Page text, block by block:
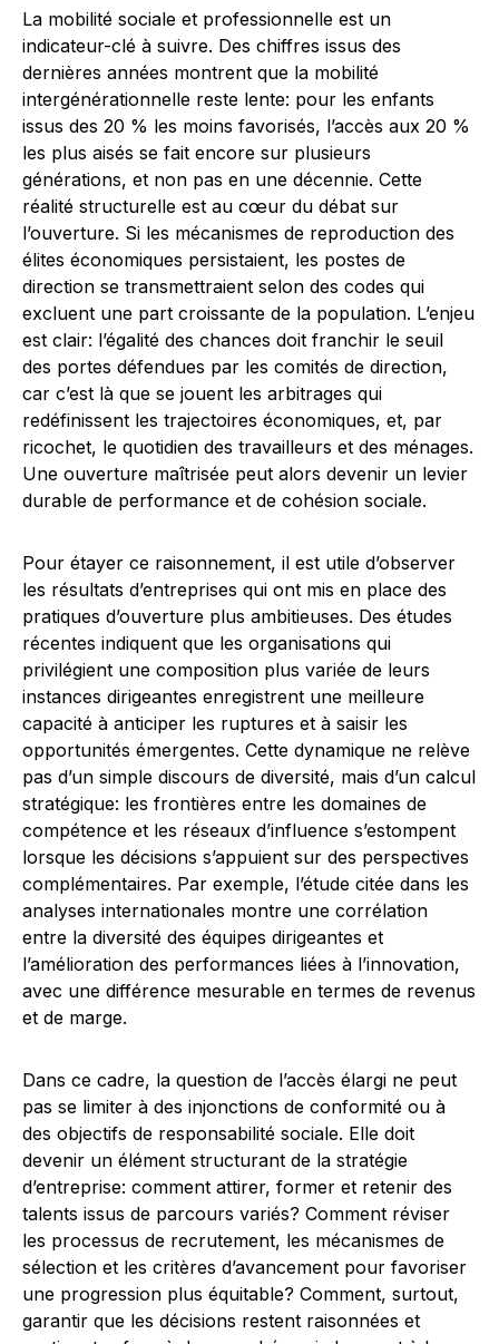
La mobilité sociale et professionnelle est un
indicateur-clé à suivre. Des chiffres issus des
dernières années montrent que la mobilité
intergénérationnelle reste lente: pour les enfants
issus des 20 % les moins favorisés, l’accès aux 20 %
les plus aisés se fait encore sur plusieurs
générations, et non pas en une décennie. Cette
réalité structurelle est au cœur du débat sur
l’ouverture. Si les mécanismes de reproduction des
élites économiques persistaient, les postes de
direction se transmettraient selon des codes qui
excluent une part croissante de la population. L’enjeu
est clair: l’égalité des chances doit franchir le seuil
des portes défendues par les comités de direction,
car c’est là que se jouent les arbitrages qui
redéfinissent les trajectoires économiques, et, par
ricochet, le quotidien des travailleurs et des ménages.
Une ouverture maîtrisée peut alors devenir un levier
durable de performance et de cohésion sociale.
Pour étayer ce raisonnement, il est utile d’observer
les résultats d’entreprises qui ont mis en place des
pratiques d’ouverture plus ambitieuses. Des études
récentes indiquent que les organisations qui
privilégient une composition plus variée de leurs
instances dirigeantes enregistrent une meilleure
capacité à anticiper les ruptures et à saisir les
opportunités émergentes. Cette dynamique ne relève
pas d’un simple discours de diversité, mais d’un calcul
stratégique: les frontières entre les domaines de
compétence et les réseaux d’influence s’estompent
lorsque les décisions s’appuient sur des perspectives
complémentaires. Par exemple, l’étude citée dans les
analyses internationales montre une corrélation
entre la diversité des équipes dirigeantes et
l’amélioration des performances liées à l’innovation,
avec une différence mesurable en termes de revenus
et de marge.
Dans ce cadre, la question de l’accès élargi ne peut
pas se limiter à des injonctions de conformité ou à
des objectifs de responsabilité sociale. Elle doit
devenir un élément structurant de la stratégie
d’entreprise: comment attirer, former et retenir des
talents issus de parcours variés? Comment réviser
les processus de recrutement, les mécanismes de
sélection et les critères d’avancement pour favoriser
une progression plus équitable? Comment, surtout,
garantir que les décisions restent raisonnées et